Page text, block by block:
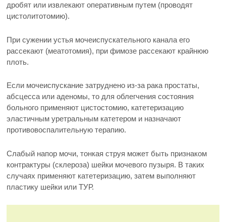
дробят или извлекают оперативным путем (проводят
цистолитотомию).
При сужении устья мочеиспускательного канала его
рассекают (меатотомия), при фимозе рассекают крайнюю
плоть.
Если мочеиспускание затруднено из-за рака простаты,
абсцесса или аденомы, то для облегчения состояния
больного применяют цистостомию, катетеризацию
эластичным уретральным катетером и назначают
противовоспалительную терапию.
Слабый напор мочи, тонкая струя может быть признаком
контрактуры (склероза) шейки мочевого пузыря. В таких
случаях применяют катетеризацию, затем выполняют
пластику шейки или ТУР.